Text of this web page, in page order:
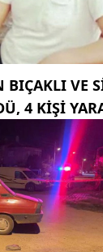
BIÇAKLI VE
4 KIŞI